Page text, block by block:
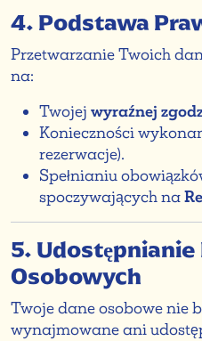
4. Podstawa
Przetwarzanie Twoich
na:
Twojej wyraźnej
Konieczności
rezerwacje).
Spełnianiu
spoczywających na
5. Udostępnianie
Osobowych
Twoje dane osobowe nie
wynajmowane ani